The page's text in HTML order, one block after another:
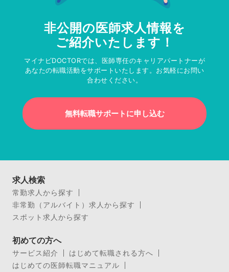
非公開の医師求人情報を
ご紹介いたします！
マイナビDOCTORでは、医師専任のキャリアパートナーが
あなたの転職活動をサポートいたします。お気軽にお問い
合わせください。
無料転職サポートに申し込む
求人検索
常勤求人から探す
非常勤（アルバイト）求人から探す
スポット求人から探す
初めての方へ
サービス紹介
はじめて転職される方へ
はじめての医師転職マニュアル